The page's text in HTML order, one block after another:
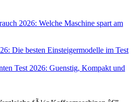
2026: Welche Maschine spart am
Die besten Einsteigermodelle im Test
Test 2026: Guenstig, Kompakt und